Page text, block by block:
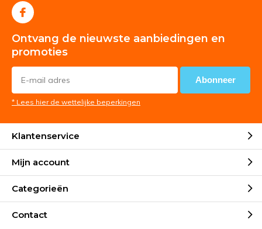
Ontvang de nieuwste aanbiedingen en
promoties
Abonneer
* Lees hier de wettelijke beperkingen
Klantenservice
Mijn account
Categorieën
Contact